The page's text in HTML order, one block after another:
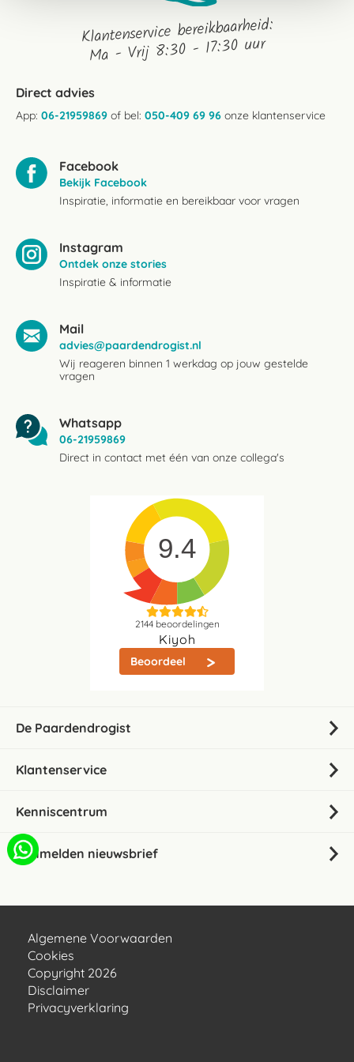
Klantenservice bereikbaarheid:
Ma - Vrij 8:30 - 17:30 uur
Direct advies
App: 06-21959869 of bel: 050-409 69 96 onze klantenservice
Facebook
Bekijk Facebook
Inspiratie, informatie en bereikbaar voor vragen
Instagram
Ontdek onze stories
Inspiratie & informatie
Mail
advies@paardendrogist.nl
Wij reageren binnen 1 werkdag op jouw gestelde
vragen
Whatsapp
06-21959869
Direct in contact met één van onze collega's
9.4
2144beoordelingen
Kiyoh
Beoordeel
De Paardendrogist
Klantenservice
Kenniscentrum
Aanmelden nieuwsbrief
Algemene Voorwaarden
Cookies
Copyright 2026
Disclaimer
Privacyverklaring